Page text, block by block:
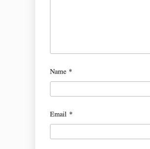
Name *
Email *